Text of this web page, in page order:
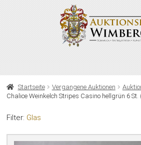
HOME
Startseite Vergangene Auktionen
Chalice Weinkelch Stripes Casino hellgrün 6 St.
Filter: Glas